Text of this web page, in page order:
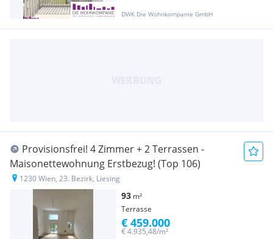
DWK Die Wohnkompanie GmbH
Provisionsfrei! 4 Zimmer + 2 Terrassen -
Maisonettewohnung Erstbezug! (Top 106)
1230 Wien, 23. Bezirk, Liesing
93 m²
Terrasse
€ 4.935,48/m²
€ 459.000